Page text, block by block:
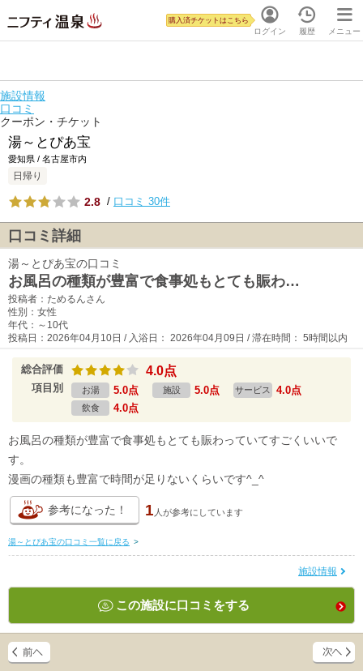
ログイン
購入済チケットはこちら
履歴 メニュー
施設情報
口コミ
クーポン・チケット
湯～とぴあ宝
愛知県 / 名古屋市内
日帰り
2.8 / 口コミ 30件
口コミ詳細
湯～とぴあ宝の口コミ
お風呂の種類が豊富で食事処もとても賑わ…
投稿者：ためるんさん
性別：女性
年代：～10代
投稿日：2026年04月10日 / 入浴日： 2026年04月09日 / 滞在時間： 5時間以内
総合評価 4.0点
項目別 お湯 5.0点 施設 5.0点 サービス 4.0点
飲食 4.0点
お風呂の種類が豊富で食事処もとても賑わっていてすごくいいで
す。
漫画の種類も豊富で時間が足りないくらいです^_^
参考になった！ 1 人が参考にしています
湯～とぴあ宝の口コミ一覧に戻る >
施設情報
この施設に口コミをする